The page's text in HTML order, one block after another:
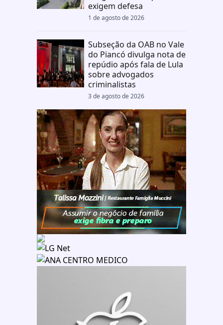
exigem defesa
1 de agosto de 2026
Subseção da OAB no Vale
do Piancó divulga nota de
repúdio após fala de Lula
sobre advogados
criminalistas
3 de agosto de 2026